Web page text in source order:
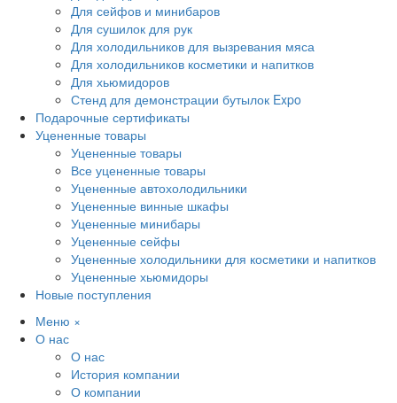
Для сейфов и минибаров
Для сушилок для рук
Для холодильников для вызревания мяса
Для холодильников косметики и напитков
Для хьюмидоров
Стенд для демонстрации бутылок Expo
Подарочные сертификаты
Уцененные товары
Уцененные товары
Все уцененные товары
Уцененные автохолодильники
Уцененные винные шкафы
Уцененные минибары
Уцененные сейфы
Уцененные холодильники для косметики и напитков
Уцененные хьюмидоры
Новые поступления
Меню ×
О нас
О нас
История компании
О компании